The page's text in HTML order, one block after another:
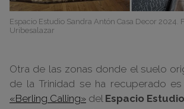
Espacio Estudio Sandra Antón Casa Decor 2024.
Uribesalazar
Otra de las zonas donde el suelo
de la Trinidad se ha recuperado
«Berling Calling» del Espacio